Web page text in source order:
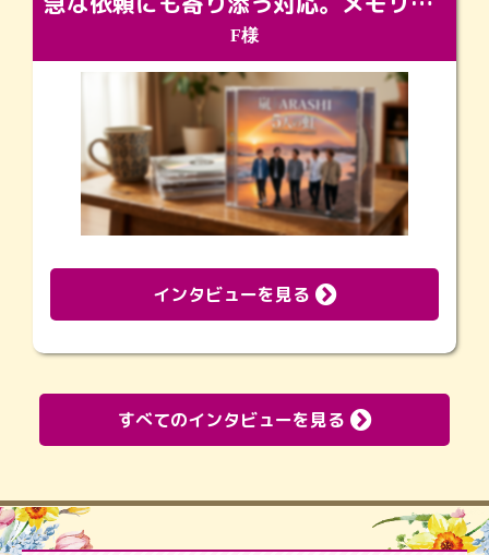
F様
インタビューを見る
すべてのインタビューを見る